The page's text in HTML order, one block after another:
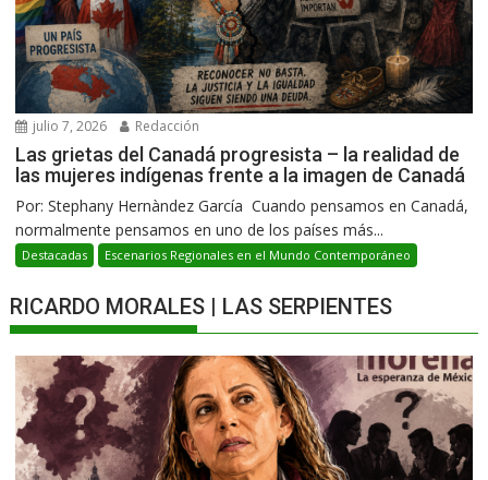
julio 7, 2026 Redacción
Las grietas del Canadá progresista – la realidad de
las mujeres indígenas frente a la imagen de Canadá
Por: Stephany Hernàndez García Cuando pensamos en Canadá,
normalmente pensamos en uno de los países más...
Destacadas Escenarios Regionales en el Mundo Contemporáneo
RICARDO MORALES | LAS SERPIENTES